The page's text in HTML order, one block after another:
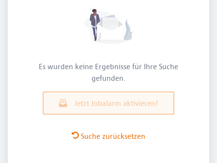
Es wurden keine Ergebnisse für Ihre Suche
gefunden.
Jetzt Jobalarm aktivieren!
Suche zurücksetzen